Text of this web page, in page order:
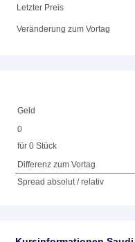
Letzter Preis
Veränderung zum Vortag
Geld
0
für 0 Stück
Differenz zum Vortag
Spread absolut / relativ